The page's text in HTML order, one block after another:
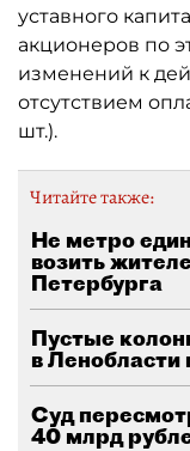
уставного
акционеров по
изменений к
отсутствием
шт.).
Читайте также:
Не метро
возить
Петербурга
Пустые
в
Суд
40 млрд